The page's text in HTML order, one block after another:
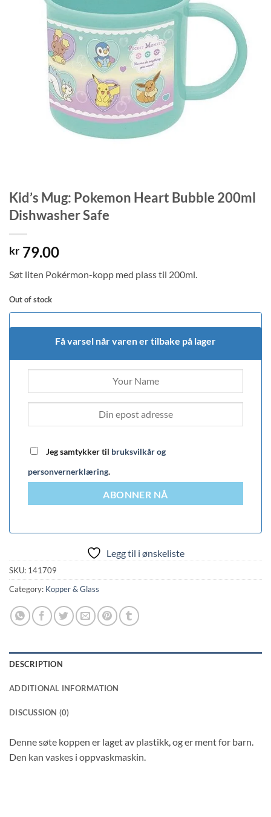
Kid’s Mug: Pokemon Heart Bubble 200ml
Dishwasher Safe
kr 79.00
Søt liten Pokérmon-kopp med plass til 200ml.
Out of stock
Få varsel når varen er tilbake på lager
Jeg samtykker til bruksvilkår og
personvernerklæring.
ABONNER NÅ
Legg til i ønskeliste
SKU: 141709
Category: Kopper & Glass
DESCRIPTION
ADDITIONAL INFORMATION
DISCUSSION (0)
Denne søte koppen er laget av plastikk, og er ment for barn.
Den kan vaskes i oppvaskmaskin.